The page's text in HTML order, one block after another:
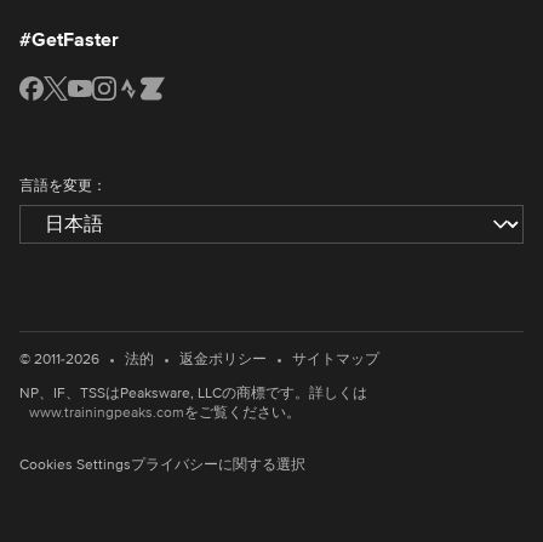
#GetFaster
言語を変更：
© 2011-2026 • 法的 • 返金ポリシー • サイトマップ
NP、IF、TSSはPeaksware, LLCの商標です。詳しくは
www.trainingpeaks.comをご覧ください。
Cookies Settingsプライバシーに関する選択